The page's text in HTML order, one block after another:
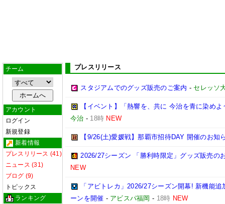
チーム
アカウント
ログイン
新規登録
新着情報
プレスリリース (41)
ニュース (31)
ブログ (9)
トピックス
ランキング
プレスリリース
スタジアムでのグッズ販売のご案内 - セレッソ
【イベント】「熱響を、共に 今治を青に染め
今治 - 18時 NEW
【9/26(土)愛媛戦】那覇市招待DAY 開催のお知
2026/27シーズン 「勝利時限定」グッズ販売の
NEW
「アビトレカ」2026/27シーズン開幕! 新機能
ーンを開催 - アビスパ福岡 - 18時 NEW